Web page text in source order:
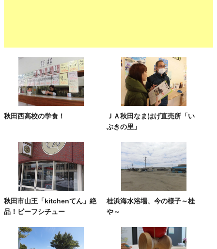
秋田西高校の学食！
ＪＡ秋田なまはげ直売所「い
ぶきの里」
秋田市山王「kitchenてん」絶
品！ビーフシチュー
桂浜海水浴場、今の様子～桂
や～